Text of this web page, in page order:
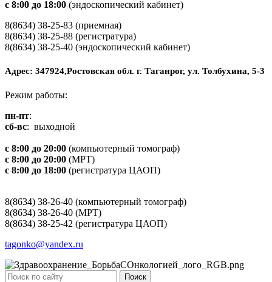
с 8:00 до 18:00 (эндоскопический кабинет)
8(8634) 38-25-83 (приемная)
8(8634) 38-25-88 (регистратура)
8(8634) 38-25-40 (эндоскопический кабинет)
Адрес: 347924,Ростовская обл. г. Таганрог, ул. Толбухина, 5-3
Режим работы:
пн-пт:
сб-вс: выходной
с 8:00 до 20:00 (компьютерный томограф)
с 8:00 до 20:00 (МРТ)
с 8:00 до 18:00 (регистратура ЦАОП)
8(8634) 38-26-40 (компьютерный томограф)
8(8634) 38-26-40 (МРТ)
8(8634) 38-25-42 (регистратура ЦАОП)
tagonko@yandex.ru
Поиск